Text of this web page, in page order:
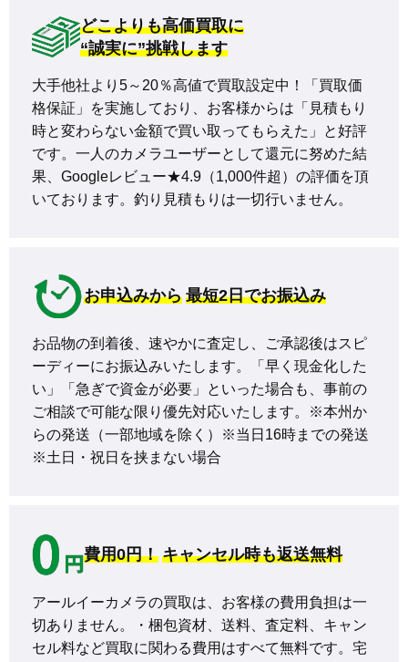
どこよりも高価買取に
“誠実に”挑戦します
大手他社より5～20％高値で買取設定中！「買取価
格保証」を実施しており、お客様からは「見積もり
時と変わらない金額で買い取ってもらえた」と好評
です。一人のカメラユーザーとして還元に努めた結
果、Googleレビュー★4.9（1,000件超）の評価を頂
いております。釣り見積もりは一切行いません。
お申込みから 最短2日でお振込み
お品物の到着後、速やかに査定し、ご承認後はスピ
ーディーにお振込みいたします。「早く現金化した
い」「急ぎで資金が必要」といった場合も、事前の
ご相談で可能な限り優先対応いたします。※本州か
らの発送（一部地域を除く）※当日16時までの発送
※土日・祝日を挟まない場合
費用0円！ キャンセル時も返送無料
アールイーカメラの買取は、お客様の費用負担は一
切ありません。・梱包資材、送料、査定料、キャン
セル料など買取に関わる費用はすべて無料です。宅